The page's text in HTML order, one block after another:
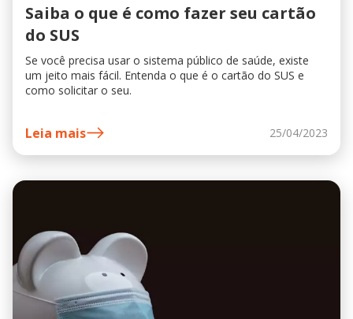
Saiba o que é como fazer seu cartão
do SUS
Se você precisa usar o sistema público de saúde, existe
um jeito mais fácil. Entenda o que é o cartão do SUS e
como solicitar o seu.
Leia mais 25/04/2023